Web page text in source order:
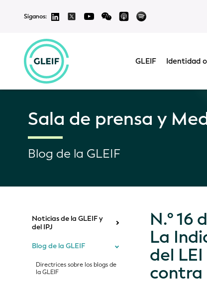
Síganos:
GLEIF Identidad
Sala de prensa y
Blog de la GLEIF
Noticias de la GLEIF y
del IPJ
Blog de la GLEIF
Directrices sobre los blogs de
la GLEIF
N.º 16
La
del
contra